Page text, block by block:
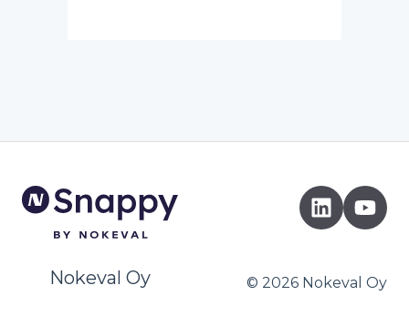
Nokeval Oy © 2026 Nokeval Oy